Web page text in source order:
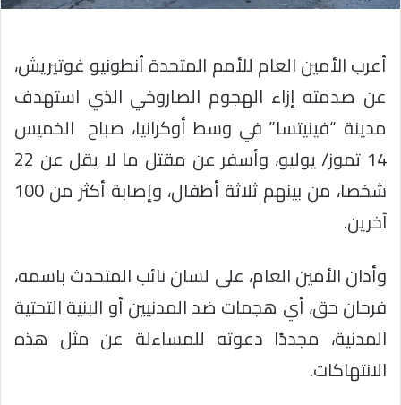
أعرب الأمين العام للأمم المتحدة أنطونيو غوتيريش،
عن صدمته إزاء الهجوم الصاروخي الذي استهدف
مدينة “فينيتسا” في وسط أوكرانيا، صباح الخميس
14 تموز/ يوليو، وأسفر عن مقتل ما لا يقل عن 22
شخصا، من بينهم ثلاثة أطفال، وإصابة أكثر من 100
آخرين.
وأدان الأمين العام، على لسان نائب المتحدث باسمه،
فرحان حق، أي هجمات ضد المدنيين أو البنية التحتية
المدنية، مجددًا دعوته للمساءلة عن مثل هذه
الانتهاكات.